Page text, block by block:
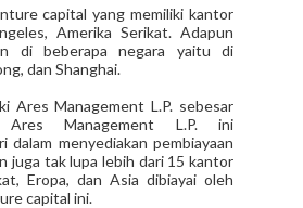
capital yang memiliki kantor
Amerika Serikat. Adapun
di beberapa negara yaitu di
dan Shanghai.
Ares Management L.P. sebesar
Ares Management L.P. ini
dalam menyediakan pembiayaan
juga tak lupa lebih dari 15 kantor
Eropa, dan Asia dibiayai oleh
capital ini.